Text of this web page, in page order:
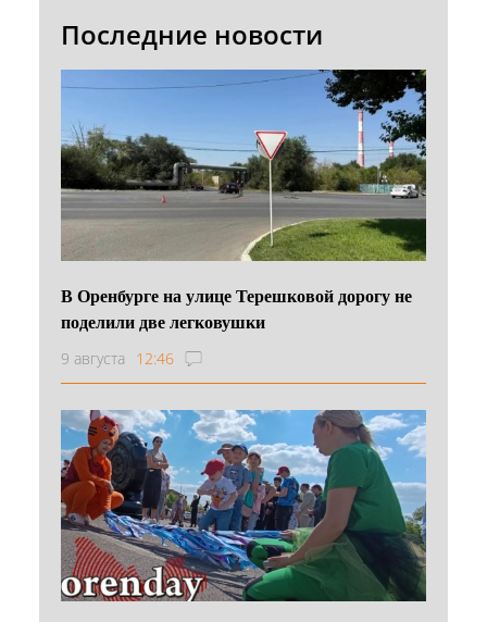
Последние новости
В Оренбурге на улице Терешковой дорогу не
поделили две легковушки
9 августа 12:46